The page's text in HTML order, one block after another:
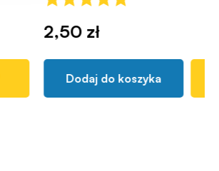
Dodaj do koszyka